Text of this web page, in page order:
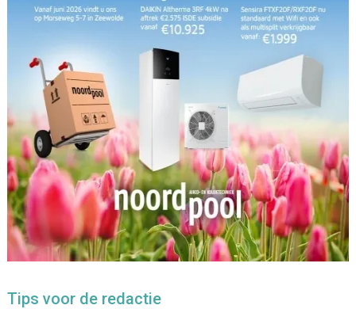
Tips voor de redactie